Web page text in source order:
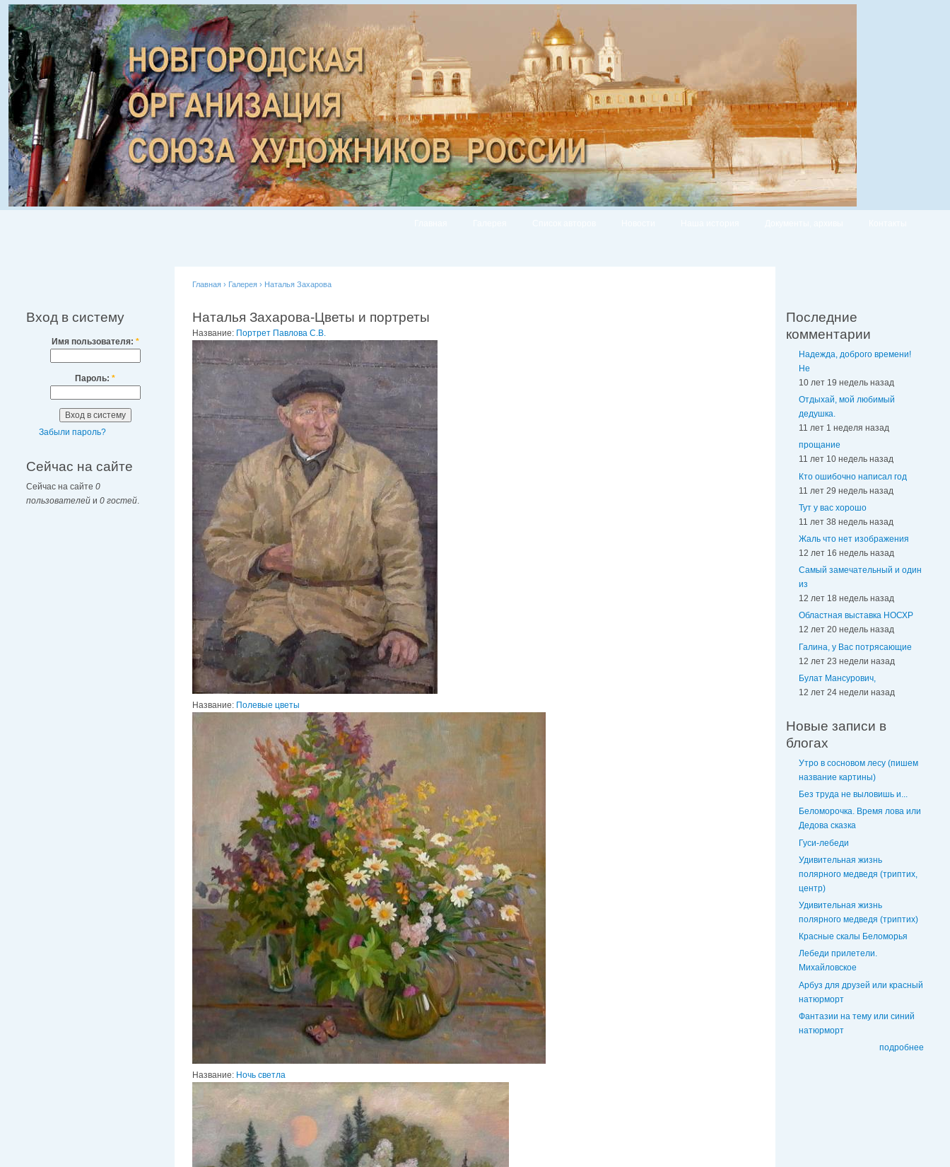
Вход в систему
Имя пользователя: *
Пароль: *
Забыли пароль?
Сейчас на сайте
Сейчас на сайте 0
пользователей и 0 гостей
Главная › Галерея › Наталья Захарова
Наталья Захарова-Цветы и портреты
Название: Портрет Павлова С.В.
Название: Полевые цветы
Название: Ночь светла
Последние
комментарии
Надежда, доброго времени!
Не
10 лет 19 недель назад
Отдыхай, мой любимый
дедушка.
11 лет 1 неделя назад
прощание
11 лет 10 недель назад
Кто ошибочно написал год
11 лет 29 недель назад
Тут у вас хорошо
11 лет 38 недель назад
Жаль что нет изображения
12 лет 16 недель назад
Самый замечательный и один
из
12 лет 18 недель назад
Областная выставка НОСХР
12 лет 20 недель назад
Галина, у Вас потрясающие
12 лет 23 недели назад
Булат Мансурович,
12 лет 24 недели назад
Новые записи в
блогах
Утро в сосновом лесу (пишем
название картины)
Без труда не выловишь и...
Беломорочка. Время лова или
Дедова сказка
Гуси-лебеди
Удивительная жизнь
полярного медведя (триптих,
центр)
Удивительная жизнь
полярного медведя (триптих)
Красные скалы Беломорья
Лебеди прилетели.
Михайловское
Арбуз для друзей или красный
натюрморт
Фантазии на тему или синий
натюрморт
подробнее